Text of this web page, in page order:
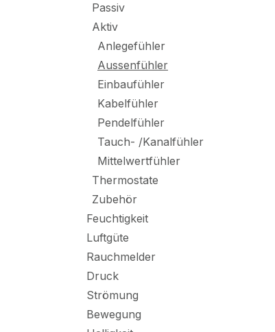
Passiv
Aktiv
Anlegefühler
Aussenfühler
Einbaufühler
Kabelfühler
Pendelfühler
Tauch- /Kanalfühler
Mittelwertfühler
Thermostate
Zubehör
Feuchtigkeit
Luftgüte
Rauchmelder
Druck
Strömung
Bewegung